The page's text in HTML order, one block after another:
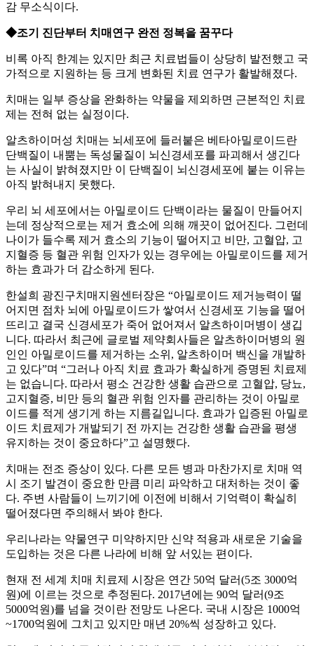
감 무소식이다.
◆조기 진단부터 치매연구 완전 정복을 꿈꾸다
비록 아직 한계는 있지만 최근 치료법들이 상당히 발전했고 국
가적으로 지원하는 등 크게 변화된 치료 연구가 활발해졌다.
치매는 일부 증상을 완화하는 약물을 제외하면 근본적인 치료
제는 전혀 없는 실정이다.
알츠하이머성 치매는 뇌세포에 들러붙은 베타아밀로이드란
단백질이 내뿜는 독성물질이 뇌신경세포를 파괴해서 생긴다
는 사실이 밝혀졌지만 이 단백질이 뇌신경세포에 붙는 이유는
아직 밝혀내지 못했다.
우리 뇌 세포에서는 아밀로이드 단백이라는 물질이 만들어지
는데 정상적으로는 제거 효소에 의해 깨끗이 없어진다. 그런데
나이가 들수록 제거 효소의 기능이 떨어지고 비만, 고혈압, 고
지혈증 등 혈관 위험 인자가 있는 경우에는 아밀로이드를 제거
하는 효과가 더 감소하게 된다.
한설희 광진구치매지원센터장은 “아밀로이드 제거능력이 떨
어지면 점차 뇌에 아밀로이드가 쌓여서 신경세포 기능을 떨어
뜨리고 결국 신경세포가 죽어 없어져서 알츠하이머병이 생깁
니다. 따라서 최근에 글로벌 제약회사들은 알츠하이머병의 원
인인 아밀로이드를 제거하는 소위, 알츠하이머 백신을 개발하
고 있다”며 “그러나 아직 치료 효과가 확실하게 증명된 치료제
는 없습니다. 따라서 평소 건강한 생활 습관으로 고혈압, 당뇨,
고지혈증, 비만 등의 혈관 위험 인자를 관리하는 것이 아밀로
이드를 적게 생기게 하는 지름길입니다. 효과가 입증된 아밀로
이드 치료제가 개발되기 전 까지는 건강한 생활 습관을 평생
유지하는 것이 중요하다”고 설명했다.
치매는 전조 증상이 있다. 다른 모든 병과 마찬가지로 치매 역
시 조기 발견이 중요한 만큼 미리 파악하고 대처하는 것이 좋
다. 주변 사람들이 느끼기에 이전에 비해서 기억력이 확실히
떨어졌다면 주의해서 봐야 한다.
우리나라는 약물연구 미약하지만 신약 적용과 새로운 기술을
도입하는 것은 다른 나라에 비해 앞 서있는 편이다.
현재 전 세계 치매 치료제 시장은 연간 50억 달러(5조 3000억
원)에 이르는 것으로 추정된다. 2017년에는 90억 달러(9조
5000억원)를 넘을 것이란 전망도 나온다. 국내 시장은 1000억
~1700억원에 그치고 있지만 매년 20%씩 성장하고 있다.